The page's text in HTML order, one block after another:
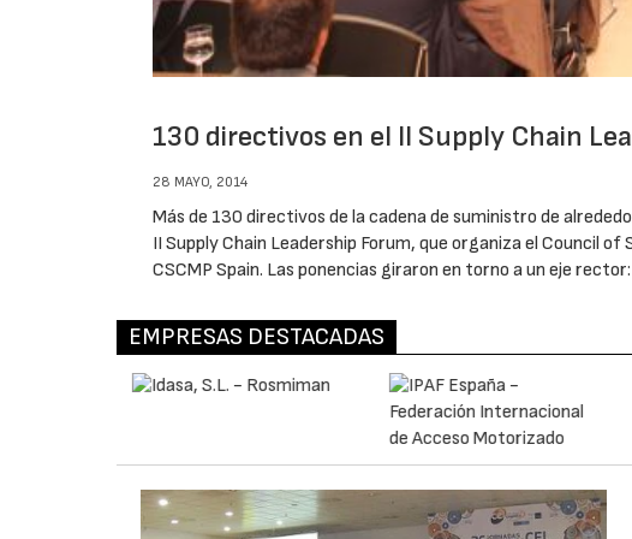
130 directivos en el II Supply Chain
28 MAYO, 2014
Más de 130 directivos de la cadena de suministro de
II Supply Chain Leadership Forum, que organiza el Council
CSCMP Spain. Las ponencias giraron en torno a un eje
EMPRESAS DESTACADAS